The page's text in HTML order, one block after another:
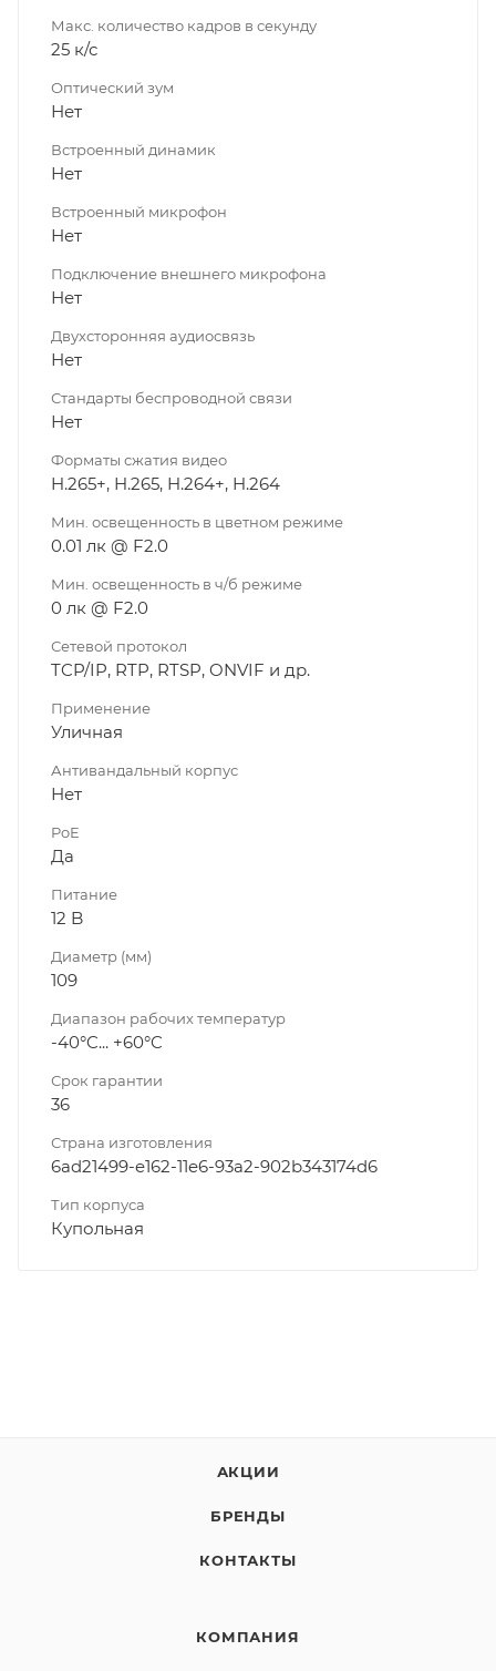
Макс. количество кадров в секунду
25 к/с
Оптический зум
Нет
Встроенный динамик
Нет
Встроенный микрофон
Нет
Подключение внешнего микрофона
Нет
Двухсторонняя аудиосвязь
Нет
Стандарты беспроводной связи
Нет
Форматы сжатия видео
H.265+, H.265, H.264+, H.264
Мин. освещенность в цветном режиме
0.01 лк @ F2.0
Мин. освещенность в ч/б режиме
0 лк @ F2.0
Сетевой протокол
TCP/IP, RTP, RTSP, ONVIF и др.
Применение
Уличная
Антивандальный корпус
Нет
PoE
Да
Питание
12 B
Диаметр (мм)
109
Диапазон рабочих температур
-40°C... +60°C
Срок гарантии
36
Страна изготовления
6ad21499-e162-11e6-93a2-902b343174d6
Тип корпуса
Купольная
АКЦИИ
БРЕНДЫ
КОНТАКТЫ
КОМПАНИЯ